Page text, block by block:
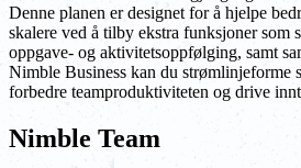
Denne planen er designet for å hjelpe
skalere ved å tilby ekstra funksjoner som
oppgave- og aktivitetsoppfølging, samt
Nimble Business kan du strømlinjeforme
forbedre teamproduktiviteten og drive
Nimble Team